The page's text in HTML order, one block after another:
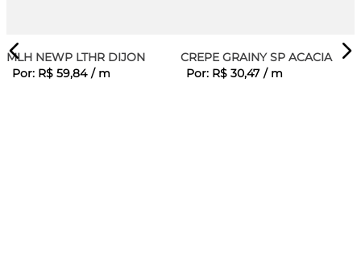
MLH NEWP LTHR DIJON
Por: R$ 59,84 / m
CREPE GRAINY SP ACACIA
Por: R$ 30,47 / m